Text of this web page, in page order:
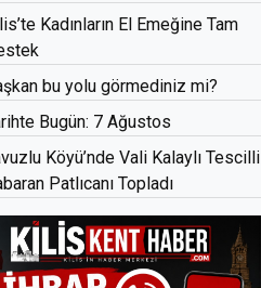
Kadınların El Emeğine Tam
bu yolu görmediniz mi?
Bugün: 7 Ağustos
Köyü’nde Vali Kalaylı Tescilli
Patlıcanı Topladı